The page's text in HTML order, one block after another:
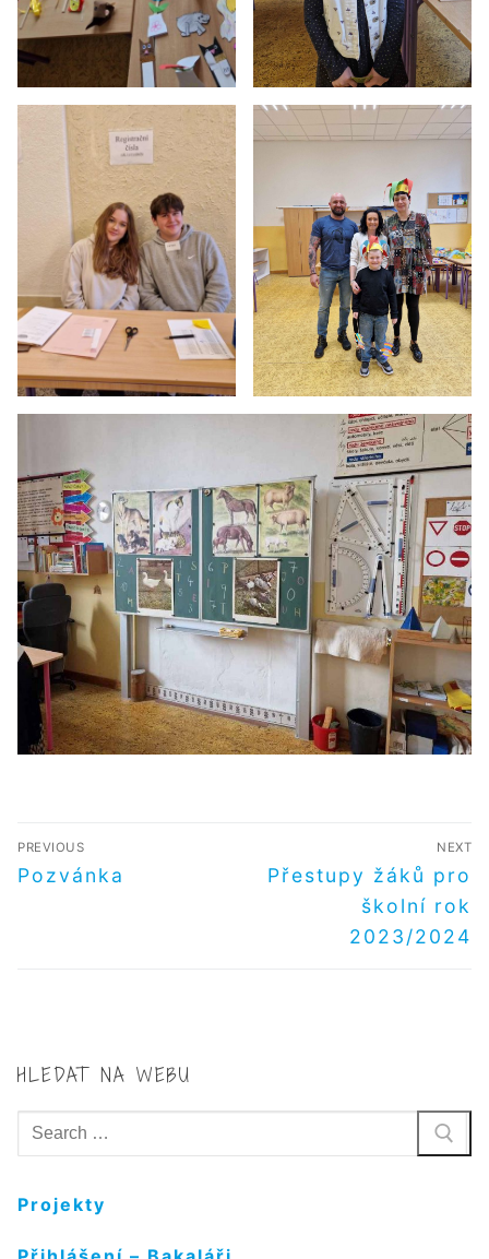
NAVIGACE
PRO
PREVIOUS
Předchozí
Pozvánka
NEXT
Další
příspěvek
Přestupy žáků pro
školní rok
2023/2024
HLEDAT NA WEBU
Hledat:
Projekty